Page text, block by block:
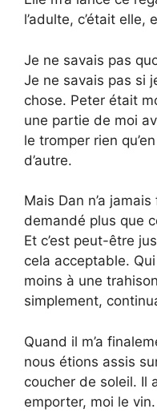
l’adulte, c’était elle,
Je ne savais pas
Je ne savais pas si
chose. Peter était
une partie de moi
le tromper rien
d’autre.
Mais Dan n’a jamais
demandé plus que
Et c’est peut-être
cela acceptable.
moins à une
simplement,
Quand il m’a
nous étions assis
coucher de soleil. Il
emporter, moi le vin.